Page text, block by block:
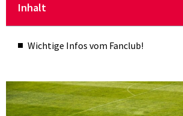
Inhalt
Wichtige Infos vom Fanclub!